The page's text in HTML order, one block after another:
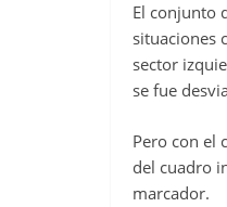
El conjunto
situaciones
sector
se fue
Pero con el
del cuadro
marcador.